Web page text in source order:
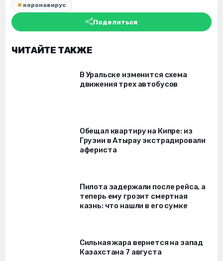
коронавирус
Поделиться
ЧИТАЙТЕ ТАКЖЕ
В Уральске изменится схема
движения трех автобусов
Обещал квартиру на Кипре: из
Грузии в Атырау экстрадировали
афериста
Пилота задержали после рейса, а
теперь ему грозит смертная
казнь: что нашли в его сумке
Сильная жара вернется на запад
Казахстана 7 августа